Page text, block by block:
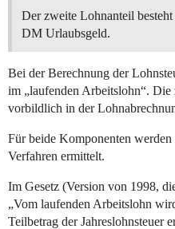
Der zweite Lohnanteil
DM Urlaubsgeld.
Bei der Berechnung der
im „laufenden Arbeitslohn“. Die
vorbildlich in der
Für beide Komponenten
Verfahren ermittelt.
Im Gesetz (Version von 1998,
„Vom laufenden Arbeitslohn
Teilbetrag der Jahreslohnsteuer